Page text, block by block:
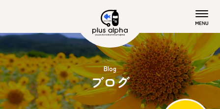
Blog
ブログ